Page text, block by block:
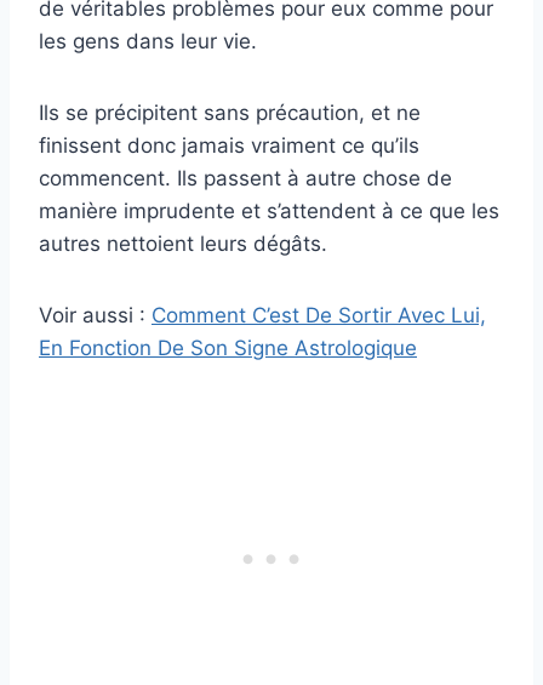
de véritables problèmes pour eux comme pour
les gens dans leur vie.
Ils se précipitent sans précaution, et ne
finissent donc jamais vraiment ce qu’ils
commencent. Ils passent à autre chose de
manière imprudente et s’attendent à ce que les
autres nettoient leurs dégâts.
Voir aussi : Comment C’est De Sortir Avec Lui,
En Fonction De Son Signe Astrologique